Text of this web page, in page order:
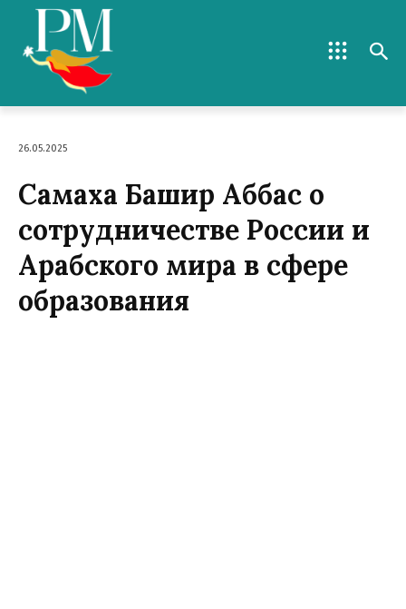
26.05.2025
Самаха Башир Аббас о
сотрудничестве России и
Арабского мира в сфере
образования